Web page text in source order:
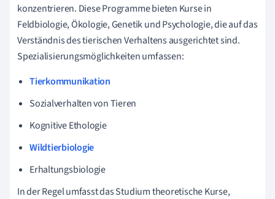
konzentrieren. Diese Programme bieten Kurse in
Feldbiologie, Ökologie, Genetik und Psychologie, die auf das
Verständnis des tierischen Verhaltens ausgerichtet sind.
Spezialisierungsmöglichkeiten umfassen:
Tierkommunikation
Sozialverhalten von Tieren
Kognitive Ethologie
Wildtierbiologie
Erhaltungsbiologie
In der Regel umfasst das Studium theoretische Kurse,